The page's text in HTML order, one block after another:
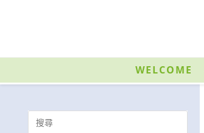
內
WELCOME
Search
for: